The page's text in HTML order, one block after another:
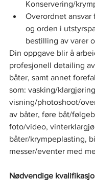
Konservering/
Overordnet ansvar
og orden i
bestilling av varer
Din oppgave blir å
profesjonell detailing
båter, samt annet
som: vasking/
visning/photoshoot/
av båter, føre båt/
foto/video,
båter/krympeplasting,
messer/eventer med
Nødvendige